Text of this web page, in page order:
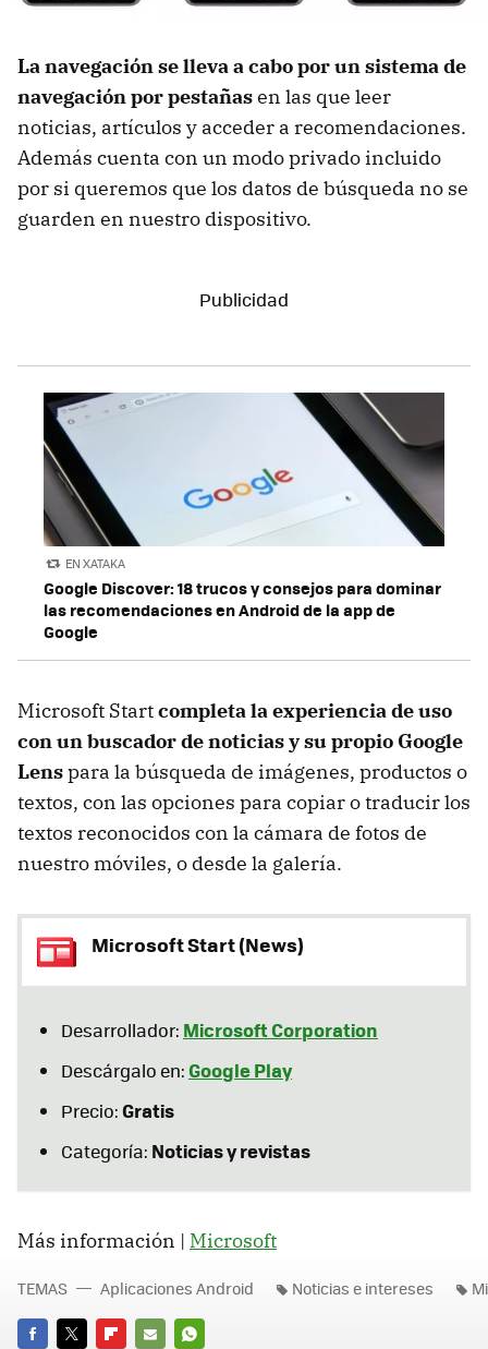
La navegación se lleva a cabo por un sistema de
navegación por pestañasen las que leer
noticias, artículos y acceder a recomendaciones.
Además cuenta con un modo privado incluido
por si queremos que los datos de búsqueda no se
guarden en nuestro dispositivo.
EN XATAKA
Google Discover: 18 trucos y consejos para dominar
las recomendaciones en Android de la app de
Google
Microsoft Startcompleta la experiencia de uso
con un buscador de noticias y su propio Google
Lenspara la búsqueda de imágenes, productos o
textos, con las opciones para copiar o traducir los
textos reconocidos con la cámara de fotos de
nuestro móviles, o desde la galería.
Microsoft Start (News)
Desarrollador: Microsoft Corporation
Descárgalo en:Google Play
Precio:Gratis
Categoría: Noticias y revistas
Más información | Microsoft
TEMAS Aplicaciones Android Noticias e intereses